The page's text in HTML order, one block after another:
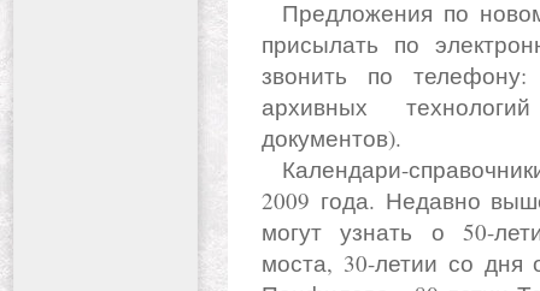
Предложения по новому календарю составители просят
присылать по
звонить по
архивных
документов).
Календари-справочники в архиве города Перми издают с
2009 года. Недавно
могут узнать о 50-
моста, 30-летии со дня